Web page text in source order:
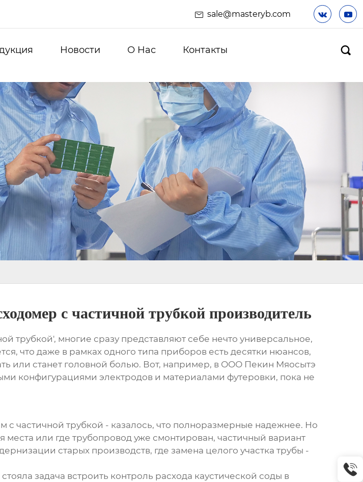
sale@masteryb.com  
Новости О Hас Контакты 
с частичной трубкой производитель
трубкой', многие сразу представляют себе нечто универсальное,
что даже в рамках одного типа приборов есть десятки нюансов,
или станет головной болью. Вот, например, в ООО Пекин Мяосытэ
конфигурациями электродов и материалами футеровки, пока не
с частичной трубкой - казалось, что полноразмерные надежнее. Но
или где трубопровод уже смонтирован, частичный вариант
старых производств, где замена целого участка трубы -
задача встроить контроль расхода каустической соды в